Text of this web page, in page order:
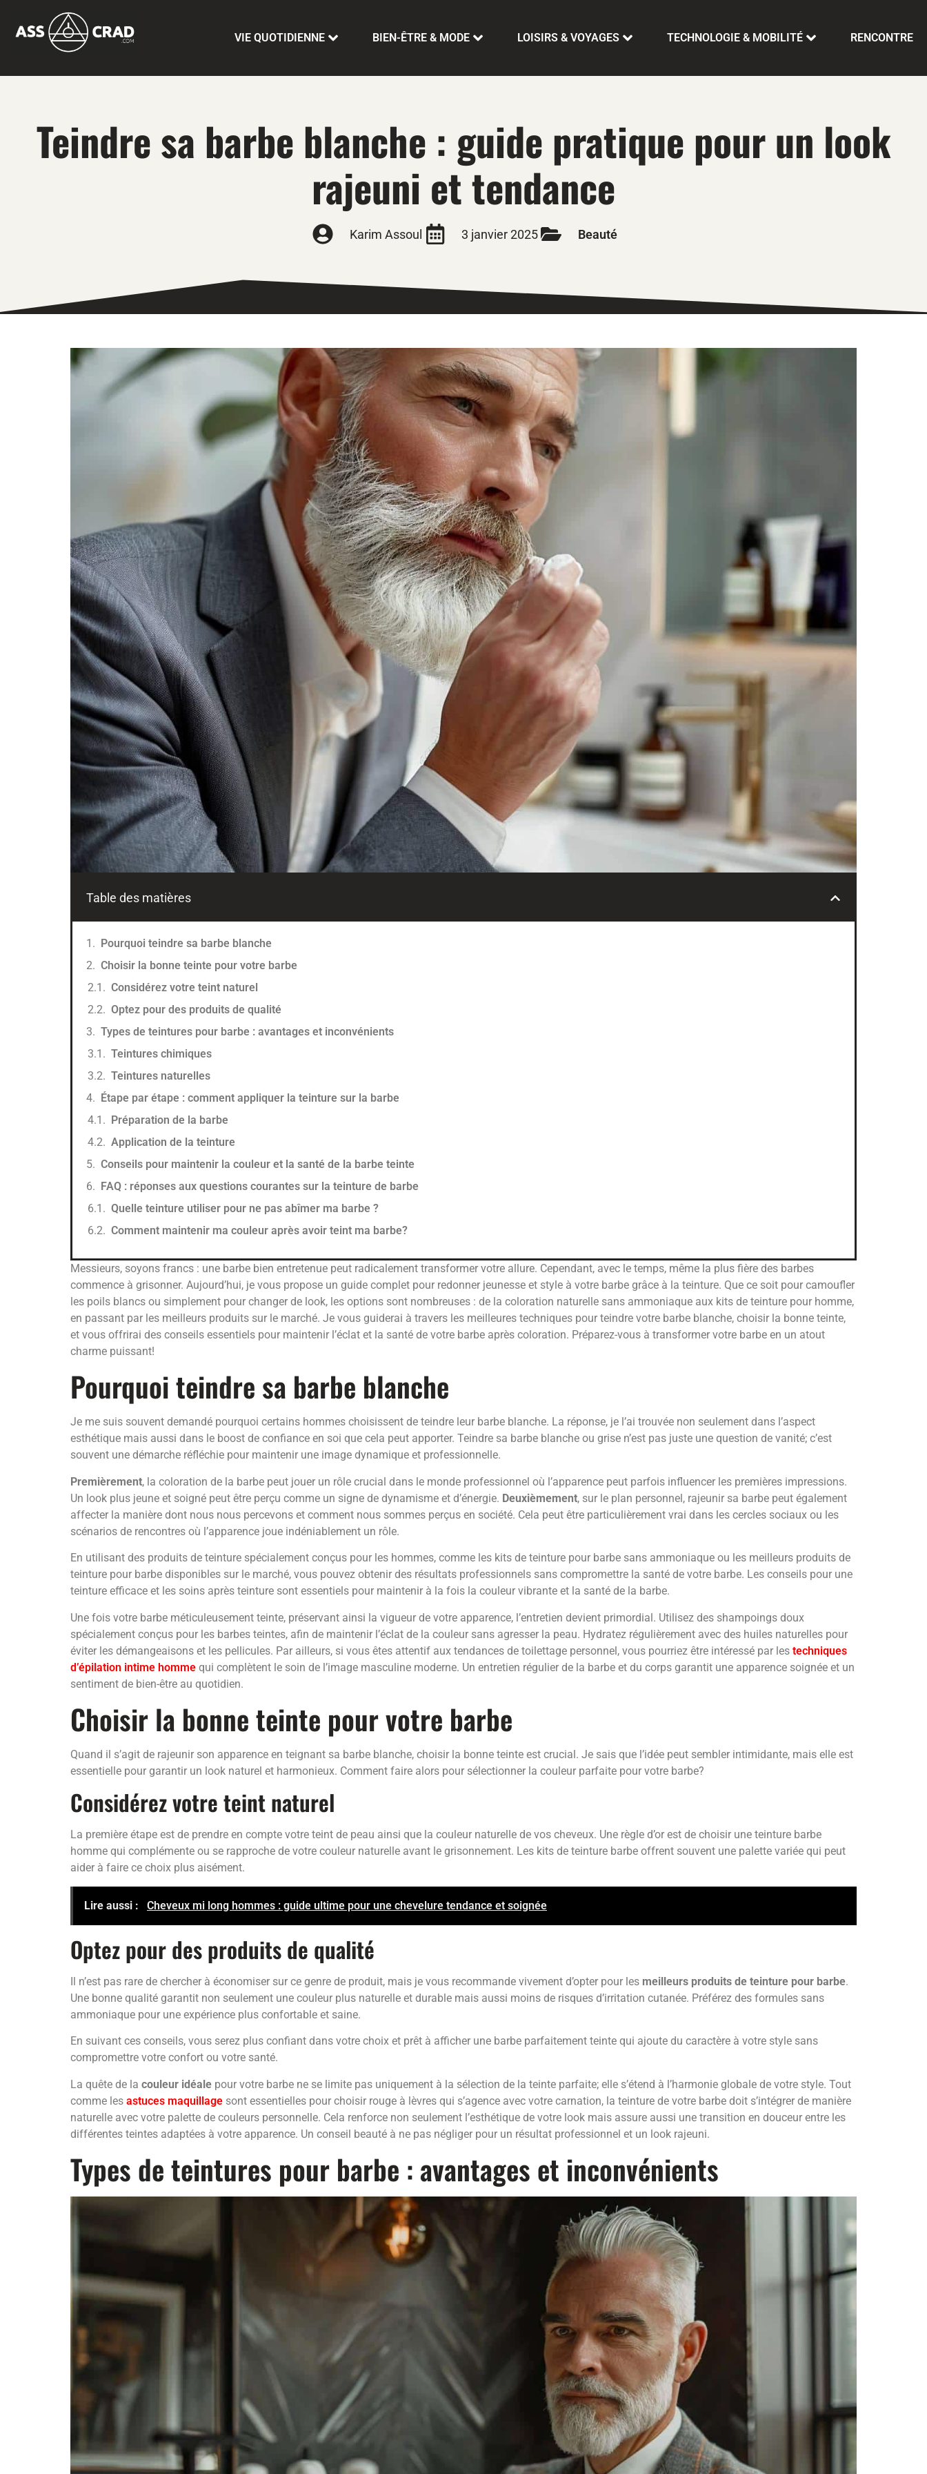
VIE QUOTIDIENNE BIEN-ÊTRE & MODE LOISIRS & VOYAGES TECHNOLOGIE & MOBILITÉ RENCONTRE
Teindre sa barbe blanche : guide pratique pour un look
rajeuni et tendance
Karim Assoul 3 janvier 2025 Beauté
Table des matières
Pourquoi teindre sa barbe blanche
Choisir la bonne teinte pour votre barbe
Considérez votre teint naturel
Optez pour des produits de qualité
Types de teintures pour barbe : avantages et inconvénients
Teintures chimiques
Teintures naturelles
Étape par étape : comment appliquer la teinture sur la barbe
Préparation de la barbe
Application de la teinture
Conseils pour maintenir la couleur et la santé de la barbe teinte
FAQ : réponses aux questions courantes sur la teinture de barbe
Quelle teinture utiliser pour ne pas abîmer ma barbe ?
Comment maintenir ma couleur après avoir teint ma barbe?
Messieurs, soyons francs : une barbe bien entretenue peut radicalement transformer votre allure. Cependant, avec le temps, même la plus fière des barbes
commence à grisonner. Aujourd’hui, je vous propose un guide complet pour redonner jeunesse et style à votre barbe grâce à la teinture. Que ce soit pour camoufler
les poils blancs ou simplement pour changer de look, les options sont nombreuses : de la coloration naturelle sans ammoniaque aux kits de teinture pour homme,
en passant par les meilleurs produits sur le marché. Je vous guiderai à travers les meilleures techniques pour teindre votre barbe blanche, choisir la bonne teinte,
et vous offrirai des conseils essentiels pour maintenir l’éclat et la santé de votre barbe après coloration. Préparez-vous à transformer votre barbe en un atout
charme puissant!
Pourquoi teindre sa barbe blanche
Je me suis souvent demandé pourquoi certains hommes choisissent de teindre leur barbe blanche. La réponse, je l’ai trouvée non seulement dans l’aspect
esthétique mais aussi dans le boost de confiance en soi que cela peut apporter. Teindre sa barbe blanche ou grise n’est pas juste une question de vanité; c’est
souvent une démarche réfléchie pour maintenir une image dynamique et professionnelle.
Premièrement, la coloration de la barbe peut jouer un rôle crucial dans le monde professionnel où l’apparence peut parfois influencer les premières impressions.
Un look plus jeune et soigné peut être perçu comme un signe de dynamisme et d’énergie. Deuxièmement, sur le plan personnel, rajeunir sa barbe peut également
affecter la manière dont nous nous percevons et comment nous sommes perçus en société. Cela peut être particulièrement vrai dans les cercles sociaux ou les
scénarios de rencontres où l’apparence joue indéniablement un rôle.
En utilisant des produits de teinture spécialement conçus pour les hommes, comme les kits de teinture pour barbe sans ammoniaque ou les meilleurs produits de
teinture pour barbe disponibles sur le marché, vous pouvez obtenir des résultats professionnels sans compromettre la santé de votre barbe. Les conseils pour une
teinture efficace et les soins après teinture sont essentiels pour maintenir à la fois la couleur vibrante et la santé de la barbe.
Une fois votre barbe méticuleusement teinte, préservant ainsi la vigueur de votre apparence, l’entretien devient primordial. Utilisez des shampoings doux
spécialement conçus pour les barbes teintes, afin de maintenir l’éclat de la couleur sans agresser la peau. Hydratez régulièrement avec des huiles naturelles pour
éviter les démangeaisons et les pellicules. Par ailleurs, si vous êtes attentif aux tendances de toilettage personnel, vous pourriez être intéressé par les techniques
d’épilation intime homme qui complètent le soin de l’image masculine moderne. Un entretien régulier de la barbe et du corps garantit une apparence soignée et un
sentiment de bien-être au quotidien.
Choisir la bonne teinte pour votre barbe
Quand il s’agit de rajeunir son apparence en teignant sa barbe blanche, choisir la bonne teinte est crucial. Je sais que l’idée peut sembler intimidante, mais elle est
essentielle pour garantir un look naturel et harmonieux. Comment faire alors pour sélectionner la couleur parfaite pour votre barbe?
Considérez votre teint naturel
La première étape est de prendre en compte votre teint de peau ainsi que la couleur naturelle de vos cheveux. Une règle d’or est de choisir une teinture barbe
homme qui complémente ou se rapproche de votre couleur naturelle avant le grisonnement. Les kits de teinture barbe offrent souvent une palette variée qui peut
aider à faire ce choix plus aisément.
Lire aussi : Cheveux mi long hommes : guide ultime pour une chevelure tendance et soignée
Optez pour des produits de qualité
Il n’est pas rare de chercher à économiser sur ce genre de produit, mais je vous recommande vivement d’opter pour les meilleurs produits de teinture pour barbe.
Une bonne qualité garantit non seulement une couleur plus naturelle et durable mais aussi moins de risques d’irritation cutanée. Préférez des formules sans
ammoniaque pour une expérience plus confortable et saine.
En suivant ces conseils, vous serez plus confiant dans votre choix et prêt à afficher une barbe parfaitement teinte qui ajoute du caractère à votre style sans
compromettre votre confort ou votre santé.
La quête de la couleur idéale pour votre barbe ne se limite pas uniquement à la sélection de la teinte parfaite; elle s’étend à l’harmonie globale de votre style. Tout
comme les astuces maquillage sont essentielles pour choisir rouge à lèvres qui s’agence avec votre carnation, la teinture de votre barbe doit s’intégrer de manière
naturelle avec votre palette de couleurs personnelle. Cela renforce non seulement l’esthétique de votre look mais assure aussi une transition en douceur entre les
différentes teintes adaptées à votre apparence. Un conseil beauté à ne pas négliger pour un résultat professionnel et un look rajeuni.
Types de teintures pour barbe : avantages et inconvénients